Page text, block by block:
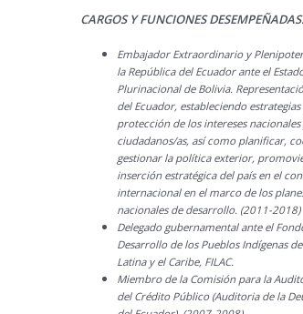
CARGOS Y FUNCIONES
Embajador Extraordinario y
la República del Ecuador ante el
Plurinacional de Bolivia.
del Ecuador, estableciendo
protección de los intereses nacionales
ciudadanos/as, así como planificar,
gestionar la política exterior,
inserción estratégica del país en el
internacional en el marco de los
nacionales de desarrollo. (2011-2018)
Delegado gubernamental ante el
Desarrollo de los Pueblos Indígenas
Latina y el Caribe, FILAC.
Miembro de la Comisión para la
del Crédito Público (Auditoria de la